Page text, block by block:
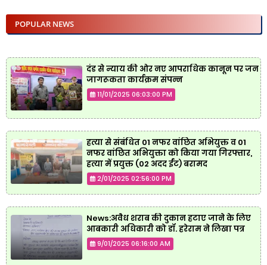
POPULAR NEWS
दंड से न्याय की ओर नए आपराधिक कानून पर जन
जागरूकता कार्यक्रम संपन्न
11/01/2025 06:03:00 PM
हत्या से संबंधित 01 नफर वांछित अभियुक्त व 01
नफर वांछित अभियुक्ता को किया गया गिरफ्तार,
हत्या में प्रयुक्त (02 अदद ईंट) बरामद
2/01/2025 02:56:00 PM
News:अवैध शराब की दुकान हटाए जाने के लिए
आबकारी अधिकारी को डॉ. हरेराम ने लिखा पत्र
9/01/2025 06:16:00 AM